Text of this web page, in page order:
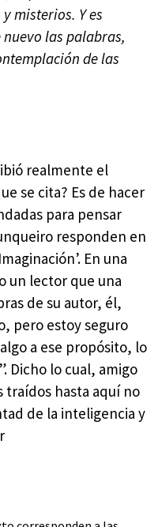
misterios. Y es
las palabras,
de las
realmente el
se cita? Es de hacer
para pensar
responden en
En una
un lector que una
de su autor, él,
pero estoy seguro
a ese propósito, lo
Dicho lo cual, amigo
traídos hasta aquí no
de la inteligencia y